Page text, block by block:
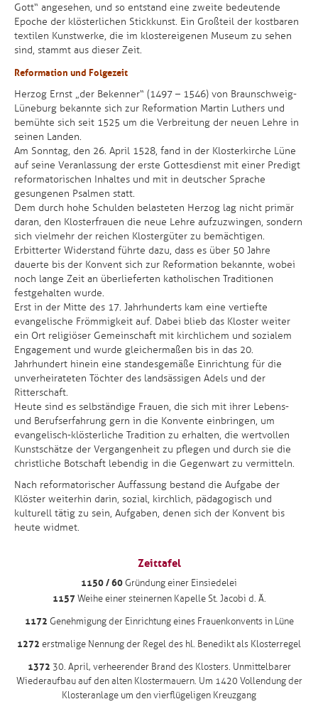
Gott“ angesehen, und so entstand eine zweite bedeutende
Epoche der klösterlichen Stickkunst. Ein Großteil der kostbaren
textilen Kunstwerke, die im klostereigenen Museum zu sehen
sind, stammt aus dieser Zeit.
Reformation und Folgezeit
Herzog Ernst „der Bekenner“ (1497 – 1546) von Braunschweig-
Lüneburg bekannte sich zur Reformation Martin Luthers und
bemühte sich seit 1525 um die Verbreitung der neuen Lehre in
seinen Landen.
Am Sonntag, den 26. April 1528, fand in der Klosterkirche Lüne
auf seine Veranlassung der erste Gottesdienst mit einer Predigt
reformatorischen Inhaltes und mit in deutscher Sprache
gesungenen Psalmen statt.
Dem durch hohe Schulden belasteten Herzog lag nicht primär
daran, den Klosterfrauen die neue Lehre aufzuzwingen, sondern
sich vielmehr der reichen Klostergüter zu bemächtigen.
Erbitterter Widerstand führte dazu, dass es über 50 Jahre
dauerte bis der Konvent sich zur Reformation bekannte, wobei
noch lange Zeit an überlieferten katholischen Traditionen
festgehalten wurde.
Erst in der Mitte des 17. Jahrhunderts kam eine vertiefte
evangelische Frömmigkeit auf. Dabei blieb das Kloster weiter
ein Ort religiöser Gemeinschaft mit kirchlichem und sozialem
Engagement und wurde gleichermaßen bis in das 20.
Jahrhundert hinein eine standesgemäße Einrichtung für die
unverheirateten Töchter des landsässigen Adels und der
Ritterschaft.
Heute sind es selbständige Frauen, die sich mit ihrer Lebens-
und Berufserfahrung gern in die Konvente einbringen, um
evangelisch-klösterliche Tradition zu erhalten, die wertvollen
Kunstschätze der Vergangenheit zu pflegen und durch sie die
christliche Botschaft lebendig in die Gegenwart zu vermitteln.
Nach reformatorischer Auffassung bestand die Aufgabe der
Klöster weiterhin darin, sozial, kirchlich, pädagogisch und
kulturell tätig zu sein, Aufgaben, denen sich der Konvent bis
heute widmet.
Zeittafel
1150 / 60 Gründung einer Einsiedelei
1157Weihe einer steinernen Kapelle St. Jacobi d. Ä.
1172 Genehmigung der Einrichtung eines Frauenkonvents in Lüne
1272 erstmalige Nennung der Regel des hl. Benedikt als Klosterregel
1372 30. April, verheerender Brand des Klosters. Unmittelbarer
Wiederaufbau auf den alten Klostermauern. Um 1420 Vollendung der
Klosteranlage um den vierflügeligen Kreuzgang